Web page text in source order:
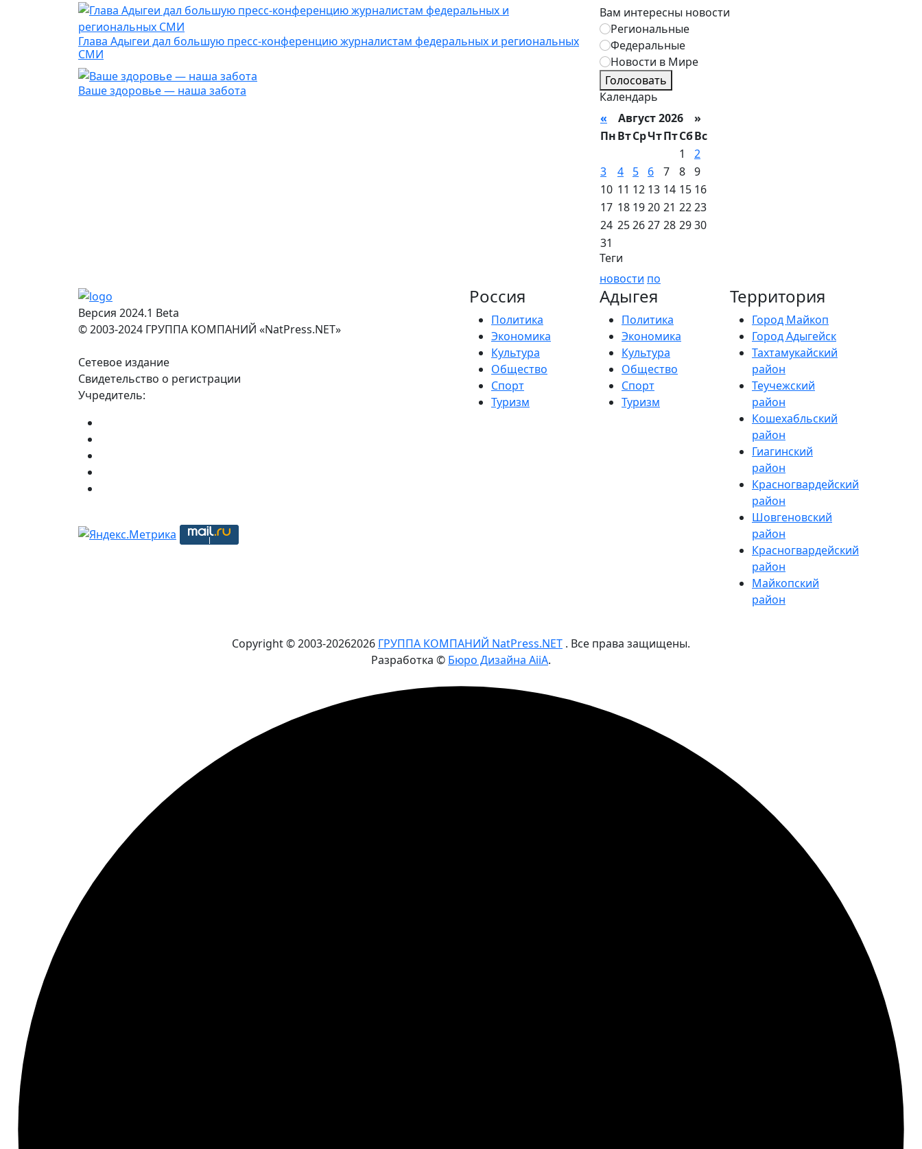
Глава Адыгеи дал большую пресс-конференцию журналистам федеральных и региональных
СМИ
Ваше здоровье — наша забота
Вам интересны новости
Региональные
Федеральные
Новости в Мире
Голосовать
Календарь
« Август 2026 »
ПнВтСрЧтПтСбВс
1
2
3
4 5 6 7 8 9
10 11 12 13 14 15 16
17 18 1920 21 2223
24 252627 28 2930
31
Теги
новости по
Версия 2024.1 Beta
© 2003-2024 ГРУППА КОМПАНИЙ «NatPress.NET»
Сетевое издание
Свидетельство о регистрации
Учредитель:
Россия
Политика
Экономика
Культура
Общество
Спорт
Туризм
Адыгея
Политика
Экономика
Культура
Общество
Спорт
Туризм
Территория
Город Майкоп
Город Адыгейск
Тахтамукайский
район
Теучежский
район
Кошехабльский
район
Гиагинский
район
Красногвардейский
район
Шовгеновский
район
Красногвардейский
район
Майкопский
район
Copyright © 2003-20262026 ГРУППА КОМПАНИЙ NatPress.NET . Все права защищены.
Разработка © Бюро Дизайна AiiA.